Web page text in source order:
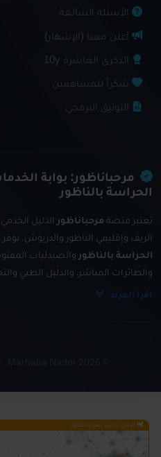
الأسئلة الشائعة
أعلن معنا (الإشهار)
الذكرى العاشرة 10y
شكراً للمساهمين
التوثيق البرمجي
مرحباناظور: بوابة
الحراسة بالناظور
تعتبر منصة مرحباناظور الدليل
الريف وإقليمي الناظور والدريوش.
الحراسة بالناظور
والطائرات المباشر، والدليل الطبي
اقرأ المزيد
إعلان خاص بمرحباناظور